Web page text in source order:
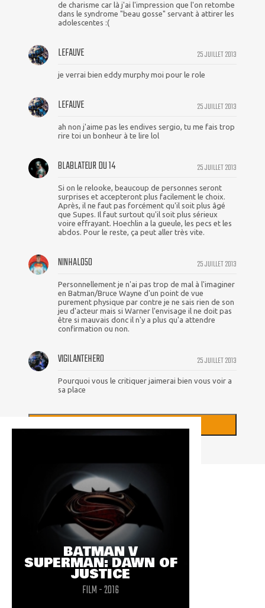
de charisme car là j'ai l'impression que l'on retombe
dans le syndrome "beau gosse" servant à attirer les
adolescentes :(
25 JUILLET 2013
LEFAUVE
je verrai bien eddy murphy moi pour le role
25 JUILLET 2013
LEFAUVE
ah non j'aime pas les endives sergio, tu me fais trop
rire toi un bonheur à te lire lol
25 JUILLET 2013
BLABLATEUR DU 14
Si on le relooke, beaucoup de personnes seront
surprises et accepteront plus facilement le choix.
Après, il ne faut pas forcément qu'il soit plus âgé
que Supes. Il faut surtout qu'il soit plus sérieux
voire effrayant. Hoechlin a la gueule, les pecs et les
abdos. Pour le reste, ça peut aller très vite.
25 JUILLET 2013
NINHALO50
Personnellement je n'ai pas trop de mal à l'imaginer
en Batman/Bruce Wayne d'un point de vue
purement physique par contre je ne sais rien de son
jeu d'acteur mais si Warner l'envisage il ne doit pas
être si mauvais donc il n'y a plus qu'a attendre
confirmation ou non.
25 JUILLET 2013
VIGILANTEHERO
Pourquoi vous le critiquer jaimerai bien vous voir a
sa place
BATMAN V
SUPERMAN: DAWN OF
JUSTICE
FILM - 2016